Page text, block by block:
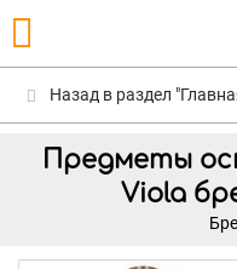
Назад в раздел
Предметы
Viola